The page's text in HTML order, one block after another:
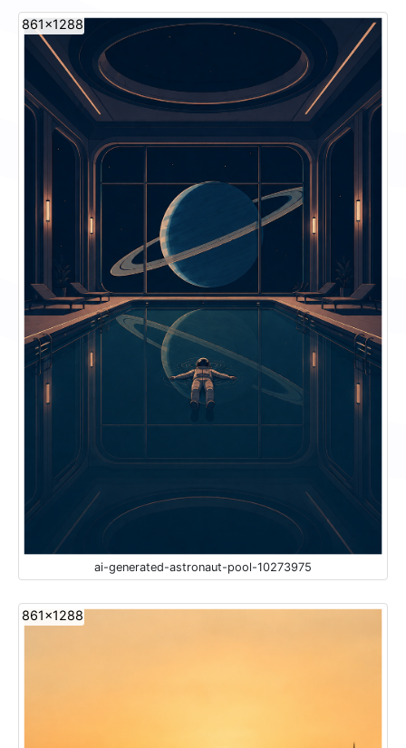
861x1288
ai-generated-astronaut-pool-10273975
861x1288